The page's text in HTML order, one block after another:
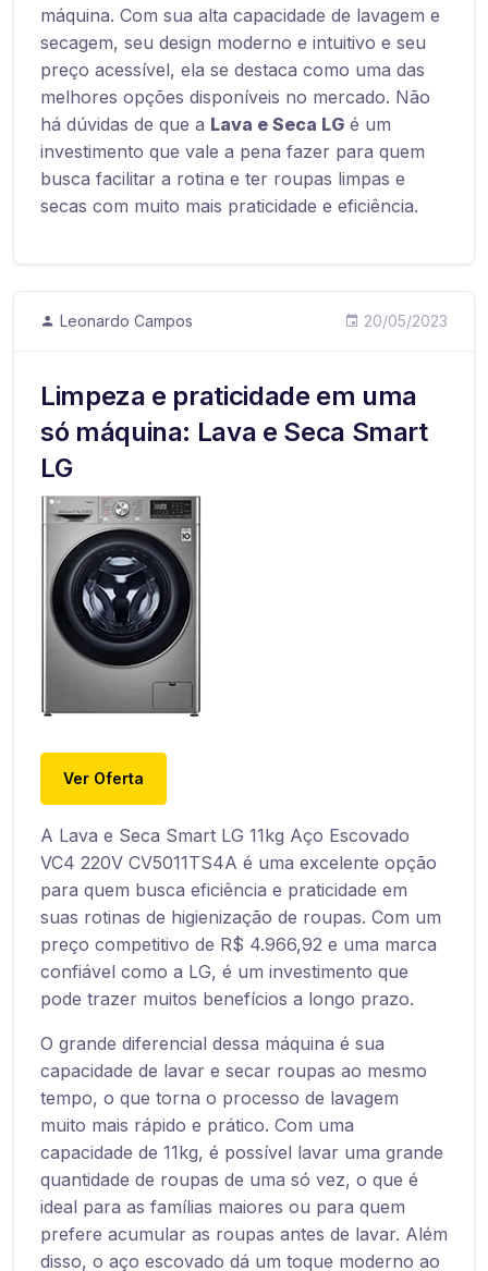
máquina. Com sua alta capacidade de lavagem e
secagem, seu design moderno e intuitivo e seu
preço acessível, ela se destaca como uma das
melhores opções disponíveis no mercado. Não
há dúvidas de que a Lava e Seca LG é um
investimento que vale a pena fazer para quem
busca facilitar a rotina e ter roupas limpas e
secas com muito mais praticidade e eficiência.
Leonardo Campos 20/05/2023
Limpeza e praticidade em uma
só máquina: Lava e Seca Smart
LG
Ver Oferta
A Lava e Seca Smart LG 11kg Aço Escovado
VC4 220V CV5011TS4A é uma excelente opção
para quem busca eficiência e praticidade em
suas rotinas de higienização de roupas. Com um
preço competitivo de R$ 4.966,92 e uma marca
confiável como a LG, é um investimento que
pode trazer muitos benefícios a longo prazo.
O grande diferencial dessa máquina é sua
capacidade de lavar e secar roupas ao mesmo
tempo, o que torna o processo de lavagem
muito mais rápido e prático. Com uma
capacidade de 11kg, é possível lavar uma grande
quantidade de roupas de uma só vez, o que é
ideal para as famílias maiores ou para quem
prefere acumular as roupas antes de lavar. Além
disso, o aço escovado dá um toque moderno ao